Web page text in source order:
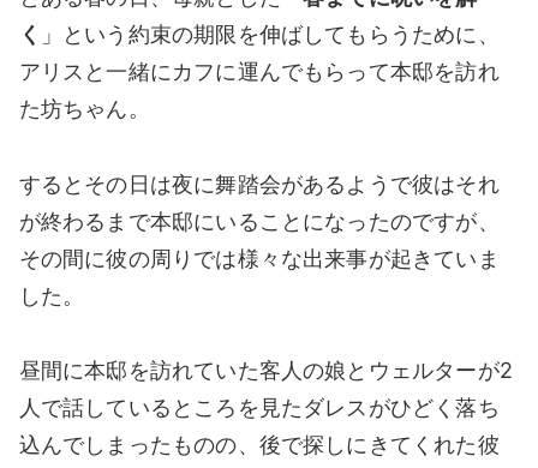
く 」という約束の期限を伸ばしてもらうために、
アリスと一緒にカフに運んでもらって本邸を訪れ
た坊ちゃん。
するとその日は夜に舞踏会があるようで彼はそれ
が終わるまで本邸にいることになったのですが、
その間に彼の周りでは様々な出来事が起きていま
した。
昼間に本邸を訪れていた客人の娘とウェルターが2
人で話しているところを見たダレスがひどく落ち
込んでしまったものの、後で探しにきてくれた彼